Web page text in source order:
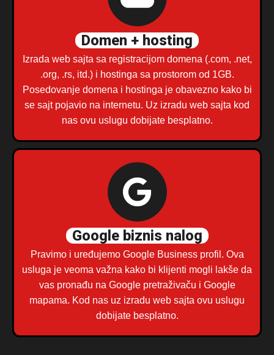
Domen + hosting
Izrada web sajta sa registracijom domena (.com, .net,
.org, .rs, itd.) i hostinga sa prostorom od 1GB.
Posedovanje domena i hostinga je obavezno kako bi
se sajt pojavio na internetu. Uz izradu web sajta kod
nas ovu uslugu dobijate besplatno.
Google biznis nalog
Pravimo i uređujemo Google Business profil. Ova
usluga je veoma važna kako bi klijenti mogli lakše da
vas pronađu na Google pretraživaču i Google
mapama. Kod nas uz izradu web sajta ovu uslugu
dobijate besplatno.